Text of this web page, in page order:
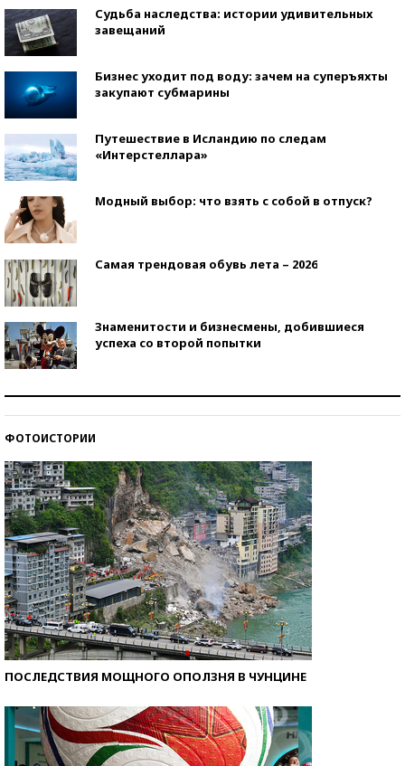
Судьба наследства: истории удивительных
завещаний
Бизнес уходит под воду: зачем на суперъяхты
закупают субмарины
Путешествие в Исландию по следам
«Интерстеллара»
Модный выбор: что взять с собой в отпуск?
Самая трендовая обувь лета – 2026
Знаменитости и бизнесмены, добившиеся
успеха со второй попытки
ФОТОИСТОРИИ
ПОСЛЕДСТВИЯ МОЩНОГО ОПОЛЗНЯ В ЧУНЦИНЕ